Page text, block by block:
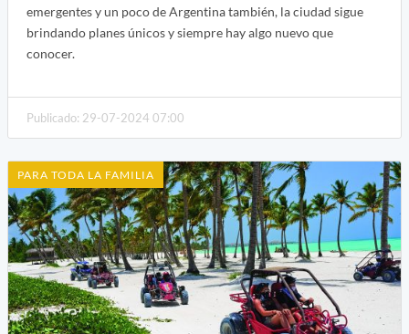
emergentes y un poco de Argentina también, la ciudad sigue
brindando planes únicos y siempre hay algo nuevo que
conocer.
Publicado: 29-07-2024 07:00
PARA TODA LA FAMILIA